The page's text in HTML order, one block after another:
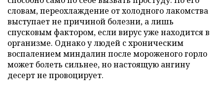
словам, переохлаждение от холодного лакомства
выступает не причиной болезни, а лишь
спусковым фактором, если вирус уже находится в
организме. Однако у людей с хроническим
воспалением миндалин после мороженого горло
может болеть сильнее, но настоящую ангину
десерт не провоцирует.